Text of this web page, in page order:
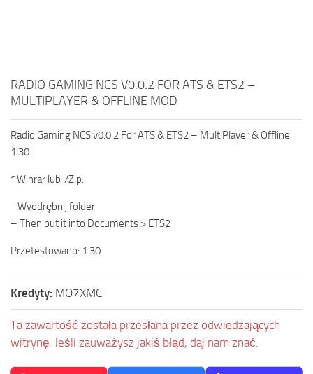
RADIO GAMING NCS V0.0.2 FOR ATS & ETS2 –
MULTIPLAYER & OFFLINE MOD
Radio Gaming NCS v0.0.2 For ATS & ETS2 – MultiPlayer & Offline
1.30
* Winrar lub 7Zip.
- Wyodrębnij folder
– Then put it into Documents > ETS2
Przetestowano: 1.30
Kredyty: MO7XMC
Ta zawartość została przesłana przez odwiedzających
witrynę. Jeśli zauważysz jakiś błąd, daj nam znać.